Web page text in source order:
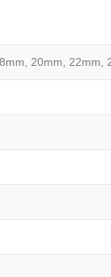
20mm,